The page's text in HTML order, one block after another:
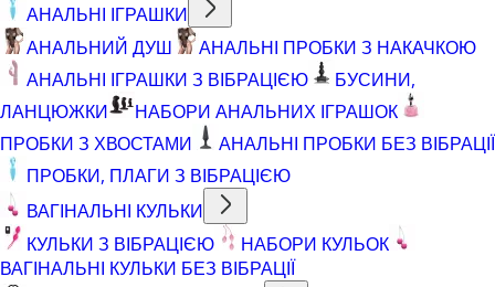
АНАЛЬНІ ІГРАШКИ
АНАЛЬНИЙ ДУШ
АНАЛЬНІ ПРОБКИ З НАКАЧКОЮ
АНАЛЬНІ ІГРАШКИ З ВІБРАЦІЄЮ
БУСИНИ,
ЛАНЦЮЖКИ
НАБОРИ АНАЛЬНИХ ІГРАШОК
ПРОБКИ З ХВОСТАМИ
АНАЛЬНІ ПРОБКИ БЕЗ ВІБРАЦІЇ
ПРОБКИ, ПЛАГИ З ВІБРАЦІЄЮ
ВАГІНАЛЬНІ КУЛЬКИ
КУЛЬКИ З ВІБРАЦІЄЮ
НАБОРИ КУЛЬОК
ВАГІНАЛЬНІ КУЛЬКИ БЕЗ ВІБРАЦІЇ